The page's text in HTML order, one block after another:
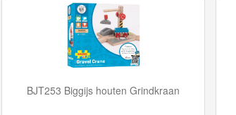
BJT253 Biggijs houten Grindkraan